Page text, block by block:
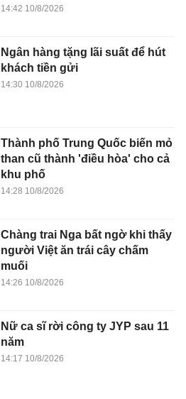
14:42 10/8/2026
Ngân hàng tặng lãi suất để hút
khách tiền gửi
14:30 10/8/2026
Thành phố Trung Quốc biến mỏ
than cũ thành 'điều hòa' cho cả
khu phố
14:28 10/8/2026
Chàng trai Nga bất ngờ khi thấy
người Việt ăn trái cây chấm
muối
14:26 10/8/2026
Nữ ca sĩ rời công ty JYP sau 11
năm
14:17 10/8/2026